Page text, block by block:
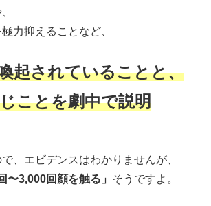
力抑えることなど、
起されていることと、
ことを劇中で説明
、エビデンスはわかりませんが、
〜3,000回顔を触る」 そうですよ。